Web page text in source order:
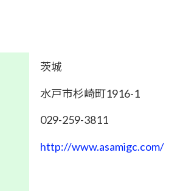
茨城
水戸市杉崎町1916-1
029-259-3811
http://www.asamigc.com/